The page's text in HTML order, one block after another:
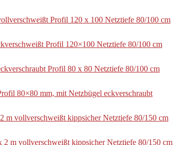
Profil 120 x 100 Netztiefe 80/100 cm
Profil 120×100 Netztiefe 80/100 cm
Profil 80 x 80 Netztiefe 80/100 cm
80×80 mm, mit Netzbügel eckverschraubt
m vollverschweißt kippsicher Netztiefe 80/150 cm
m vollverschweißt kippsicher Netztiefe 80/150 cm